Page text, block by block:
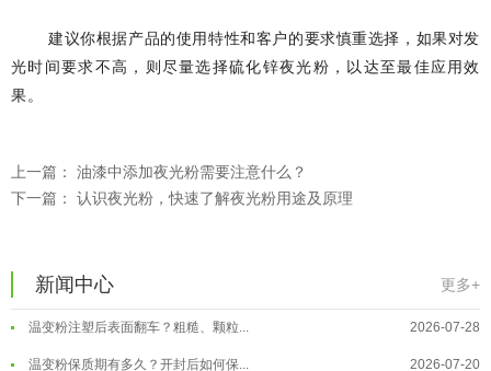
建议你根据产品的使用特性和客户的要求慎重选择，如果对发
光时间要求不高，则尽量选择硫化锌夜光粉，以达至最佳应用效
果。
上一篇： 油漆中添加夜光粉需要注意什么？
下一篇： 认识夜光粉，快速了解夜光粉用途及原理
新闻中心 更多+
温变粉适合做热变还是冷变？ 2026-08-04